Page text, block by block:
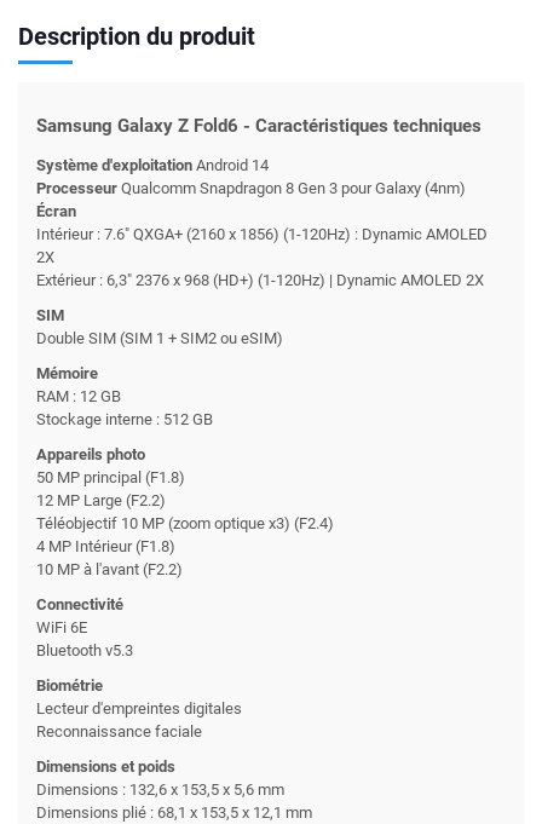
Description du produit
Samsung Galaxy Z Fold6 - Caractéristiques techniques
Système d'exploitation Android 14
Processeur Qualcomm Snapdragon 8 Gen 3 pour Galaxy (4nm)
Écran
Intérieur : 7.6" QXGA+ (2160 x 1856) (1-120Hz) : Dynamic AMOLED
2X
Extérieur : 6,3" 2376 x 968 (HD+) (1-120Hz) | Dynamic AMOLED 2X
SIM
Double SIM (SIM 1 + SIM2 ou eSIM)
Mémoire
RAM : 12 GB
Stockage interne : 512 GB
Appareils photo
50 MP principal (F1.8)
12 MP Large (F2.2)
Téléobjectif 10 MP (zoom optique x3) (F2.4)
4 MP Intérieur (F1.8)
10 MP à l'avant (F2.2)
Connectivité
WiFi 6E
Bluetooth v5.3
Biométrie
Lecteur d'empreintes digitales
Reconnaissance faciale
Dimensions et poids
Dimensions : 132,6 x 153,5 x 5,6 mm
Dimensions plié : 68,1 x 153,5 x 12,1 mm